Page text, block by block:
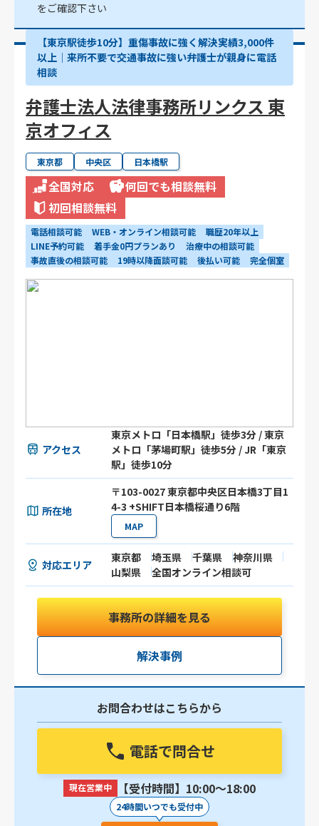
をご確認下さい
【東京駅徒歩10分】重傷事故に強く解決実績3,000件
以上│来所不要で交通事故に強い弁護士が親身に電話
相談
弁護士法人法律事務所リンクス 東
京オフィス
東京都 中央区 日本橋駅
全国対応
何回でも相談無料
初回相談無料
電話相談可能 WEB・オンライン相談可能
職歴20年以上
LINE予約可能
着手金0円プランあり
治療中の相談可能
事故直後の相談可能
19時以降面談可能 後払い可能 完全個室
アクセス
東京メトロ「日本橋駅」徒歩3分 / 東京
メトロ「茅場町駅」徒歩5分 / JR「東京
駅」徒歩10分
所在地
〒103-0027 東京都中央区日本橋3丁目1
4-3 +SHIFT日本橋桜通り6階
MAP
対応エリア
東京都 埼玉県 千葉県
神奈川県
山梨県
全国オンライン相談可
事務所の詳細を見る
解決事例
お問合わせはこちらから
電話で問合せ
現在営業中 【受付時間】10:00〜18:00
24時間いつでも受付中